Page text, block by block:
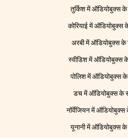
तुर्किश में ऑडियोबुक्स
कोरियाई में ऑडियोबुक्स
अरबी में ऑडियोबुक्स के
स्वीडिश में ऑडियोबुक्स
पोलिश में ऑडियोबुक्स
डच में ऑडियोबुक्स के
नॉर्वेजियन में
यूनानी में ऑडियोबुक्स